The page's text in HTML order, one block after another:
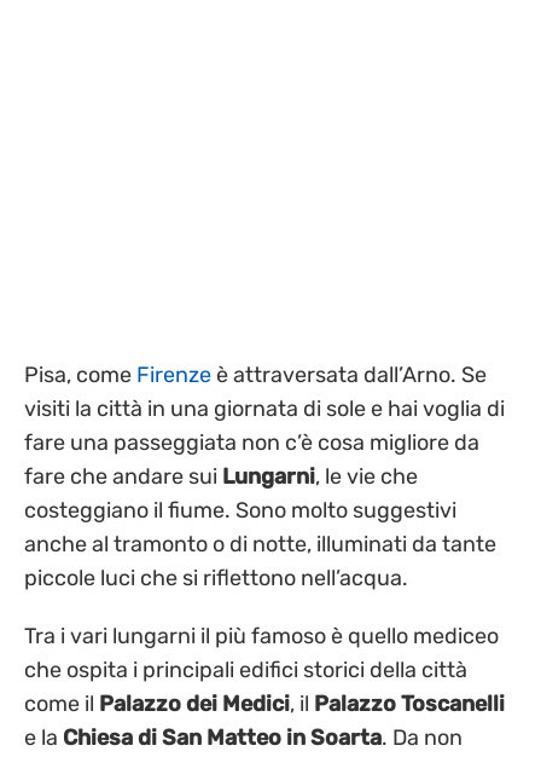
Pisa, come Firenze è attraversata dall’Arno. Se
visiti la città in una giornata di sole e hai voglia di
fare una passeggiata non c’è cosa migliore da
fare che andare sui Lungarni, le vie che
costeggiano il fiume. Sono molto suggestivi
anche al tramonto o di notte, illuminati da tante
piccole luci che si riflettono nell’acqua.
Tra i vari lungarni il più famoso è quello mediceo
che ospita i principali edifici storici della città
come il Palazzo dei Medici, il Palazzo Toscanelli
e la Chiesa di San Matteo in Soarta. Da non